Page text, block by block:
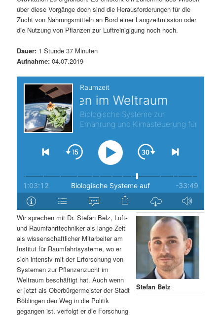
a
t
s
r
g
e
n
n
a
l
s
i
n
g
e
n
über diese Vorgänge doch sind die Herausforderungen für die
Zucht von Nahrungsmitteln an Bord einer Langzeitmission oder
die Nutzung von Pflanzen zur Luftreinigigung noch hoch.
Dauer: 1 Stunde 37 Minuten
Aufnahme: 04.07.2019
Stefan Belz
Wir sprechen mit Dr. Stefan Belz, Luft-
und Raumfahrttechniker als lange Zeit
als wissenschaftlicher Mitarbeiter am
Institut für Raumfahrtsysteme, wo er
sich intensiv mit der Erforschung von
Systemen zur Pflanzenzucht im
Weltraum beschäftigt hat. Auch wenn
er jetzt als Oberbürgermeister der Stadt
Böblingen den Weg in die Politik
gegangen ist, verfolgt er die Forschung